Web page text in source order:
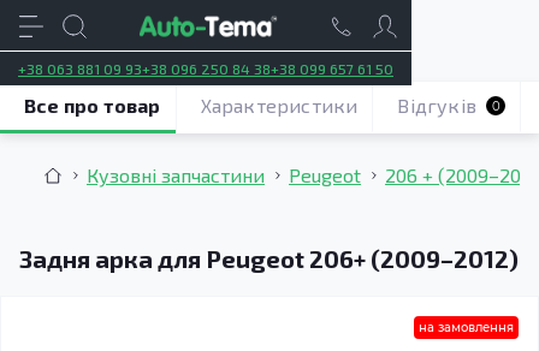
+38 063 881 09 93+38 096 250 84 38+38 099 657 61 50
Кузовні запчастини Peugeot 206 +
Задня арка для Peugeot 206+ (2009–2012)
Все про товар Характеристики Відгуків 0
на замовлення